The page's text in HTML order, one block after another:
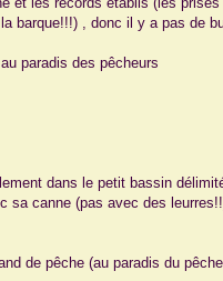
barque!!!) , donc il y a pas de
paradis des pêcheurs
dans le petit bassin
sa canne (pas avec des
de pêche (au paradis du